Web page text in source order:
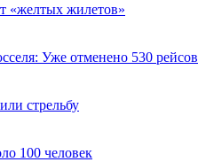
«желтых жилетов»
Уже отменено 530 рейсов
стрельбу
100 человек